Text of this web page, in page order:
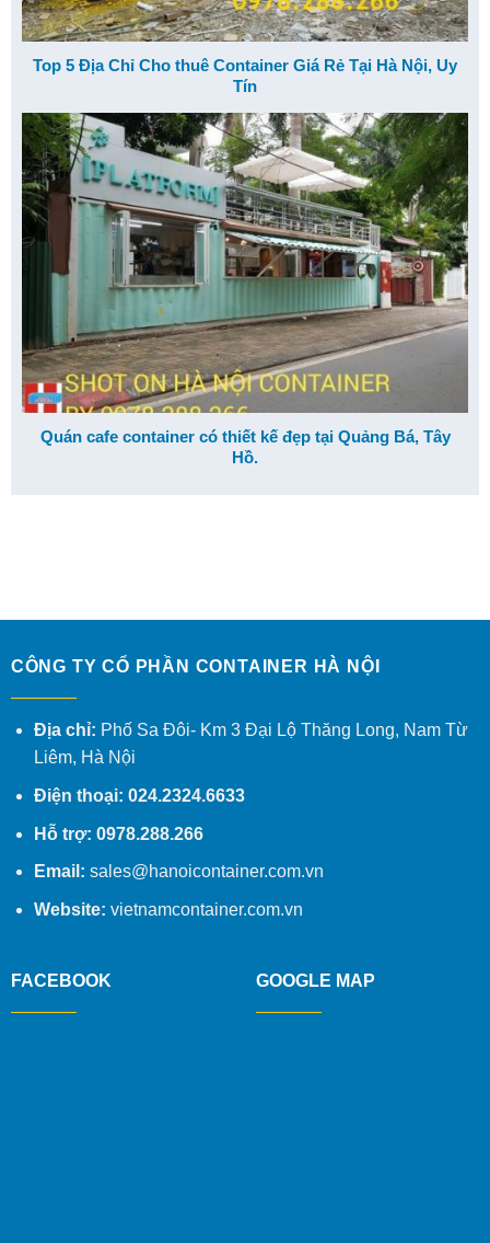
Top 5 Địa Chỉ Cho thuê Container Giá Rẻ Tại Hà Nội, Uy
Tín
Quán cafe container có thiết kế đẹp tại Quảng Bá, Tây
Hồ.
CÔNG TY CỔ PHẦN CONTAINER HÀ NỘI
Địa chỉ: Phố Sa Đôi- Km 3 Đại Lộ Thăng Long, Nam Từ
Liêm, Hà Nội
Điện thoại: 024.2324.6633
Hỗ trợ: 0978.288.266
Email: sales@hanoicontainer.com.vn
Website: vietnamcontainer.com.vn
FACEBOOK GOOGLE MAP